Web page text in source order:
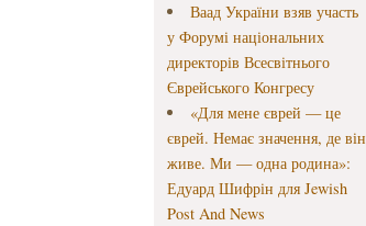
Ваад України взяв участь
у Форумі національних
директорів Всесвітнього
Єврейського Конгресу
«Для мене єврей — це
єврей. Немає значення, де він
живе. Ми — одна родина»:
Едуард Шифрін для Jewish
Post And News